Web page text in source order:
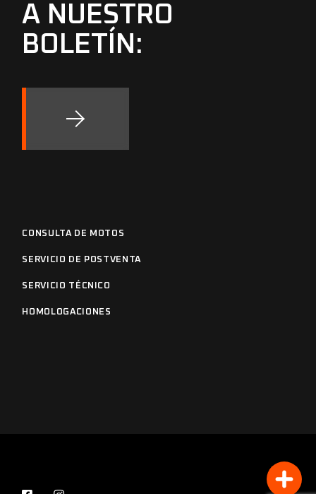
A NUESTRO
BOLETÍN:
CONSULTA DE MOTOS
SERVICIO DE POSTVENTA
SERVICIO TÉCNICO
HOMOLOGACIONES